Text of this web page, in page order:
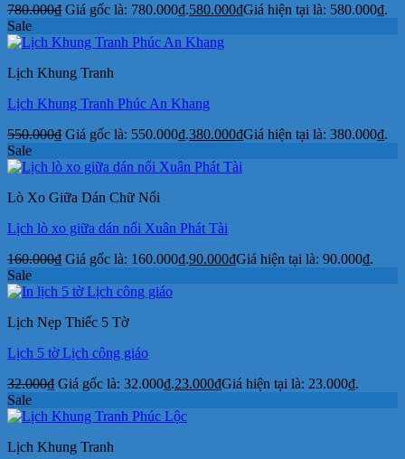
780.000₫ Giá gốc là: 780.000₫.580.000₫Giá hiện tại là: 580.000₫.
Sale
Lịch Khung Tranh
Lịch Khung Tranh Phúc An Khang
550.000₫ Giá gốc là: 550.000₫.380.000₫Giá hiện tại là: 380.000₫.
Sale
Lò Xo Giữa Dán Chữ Nổi
Lịch lò xo giữa dán nổi Xuân Phát Tài
160.000₫ Giá gốc là: 160.000₫.90.000₫Giá hiện tại là: 90.000₫.
Sale
Lịch Nẹp Thiếc 5 Tờ
Lịch 5 tờ Lịch công giáo
32.000₫ Giá gốc là: 32.000₫.23.000₫Giá hiện tại là: 23.000₫.
Sale
Lịch Khung Tranh